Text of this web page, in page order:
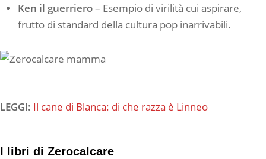
Ken il guerriero– Esempio di virilità cui aspirare,
frutto di standard della cultura pop inarrivabili.
LEGGI: Il cane di Blanca: di che razza è Linneo
I libri di Zerocalcare